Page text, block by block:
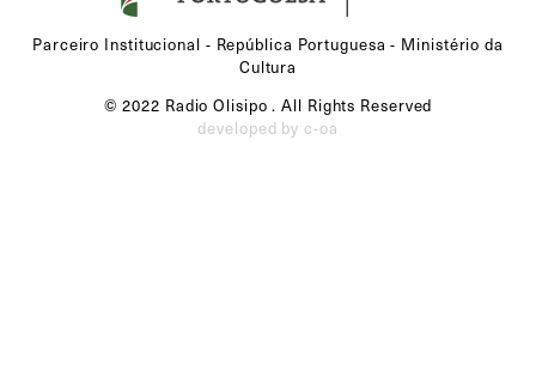
Parceiro Institucional - República Portuguesa - Ministério da
Cultura
© 2022 Radio Olisipo . All Rights Reserved
developed by c-oa